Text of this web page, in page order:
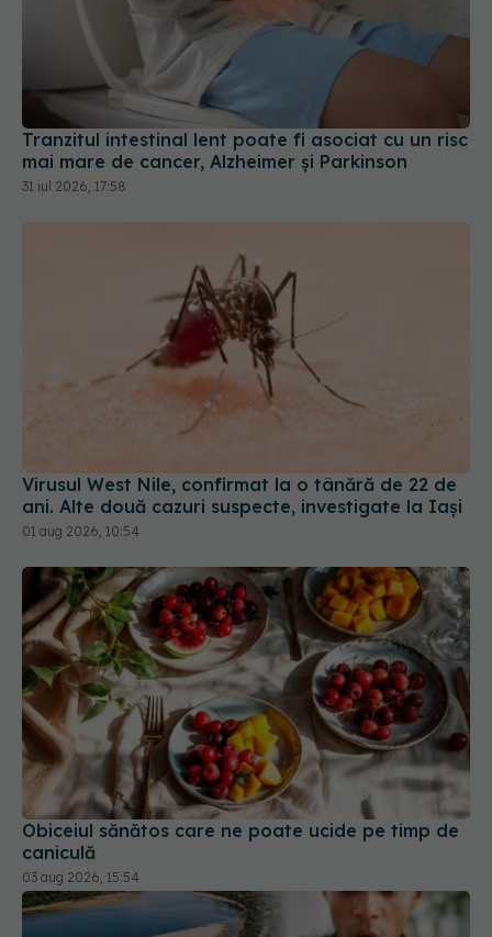
Tranzitul intestinal lent poate fi asociat cu un risc
mai mare de cancer, Alzheimer și Parkinson
31 iul 2026, 17:58
ani. Alte două cazuri suspecte, investigate la Iași
01 aug 2026, 10:54
Obiceiul sănătos care ne poate ucide pe timp de
caniculă
03 aug 2026, 15:54